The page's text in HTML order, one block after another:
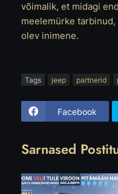
võimalik, et midagi
meelemürke
olev inimene.
Tags jeep partnerid
Facebook
Sarnased